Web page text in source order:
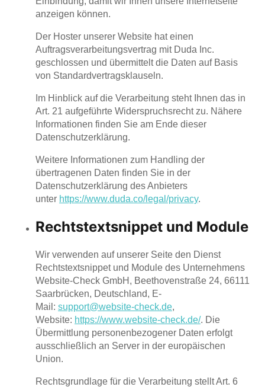
anzeigen können.
Der Hoster unserer Website hat einen
Auftragsverarbeitungsvertrag mit Duda Inc.
geschlossen und übermittelt die Daten auf Basis
von Standardvertragsklauseln.
Im Hinblick auf die Verarbeitung steht Ihnen das in
Art. 21 aufgeführte Widerspruchsrecht zu. Nähere
Informationen finden Sie am Ende dieser
Datenschutzerklärung.
Weitere Informationen zum Handling der
übertragenen Daten finden Sie in der
Datenschutzerklärung des Anbieters
unter https://www.duda.co/legal/privacy.
Rechtstextsnippet und Module
Wir verwenden auf unserer Seite den Dienst
Rechtstextsnippet und Module des Unternehmens
Website-Check GmbH, Beethovenstraße 24, 66111
Saarbrücken, Deutschland, E-
Mail: support@website-check.de,
Website: https://www.website-check.de/. Die
Übermittlung personenbezogener Daten erfolgt
ausschließlich an Server in der europäischen
Union.
Rechtsgrundlage für die Verarbeitung stellt Art. 6